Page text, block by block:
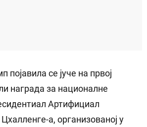
појавила се јуче на првој
награда за националне
Артифициал
а, организованој у